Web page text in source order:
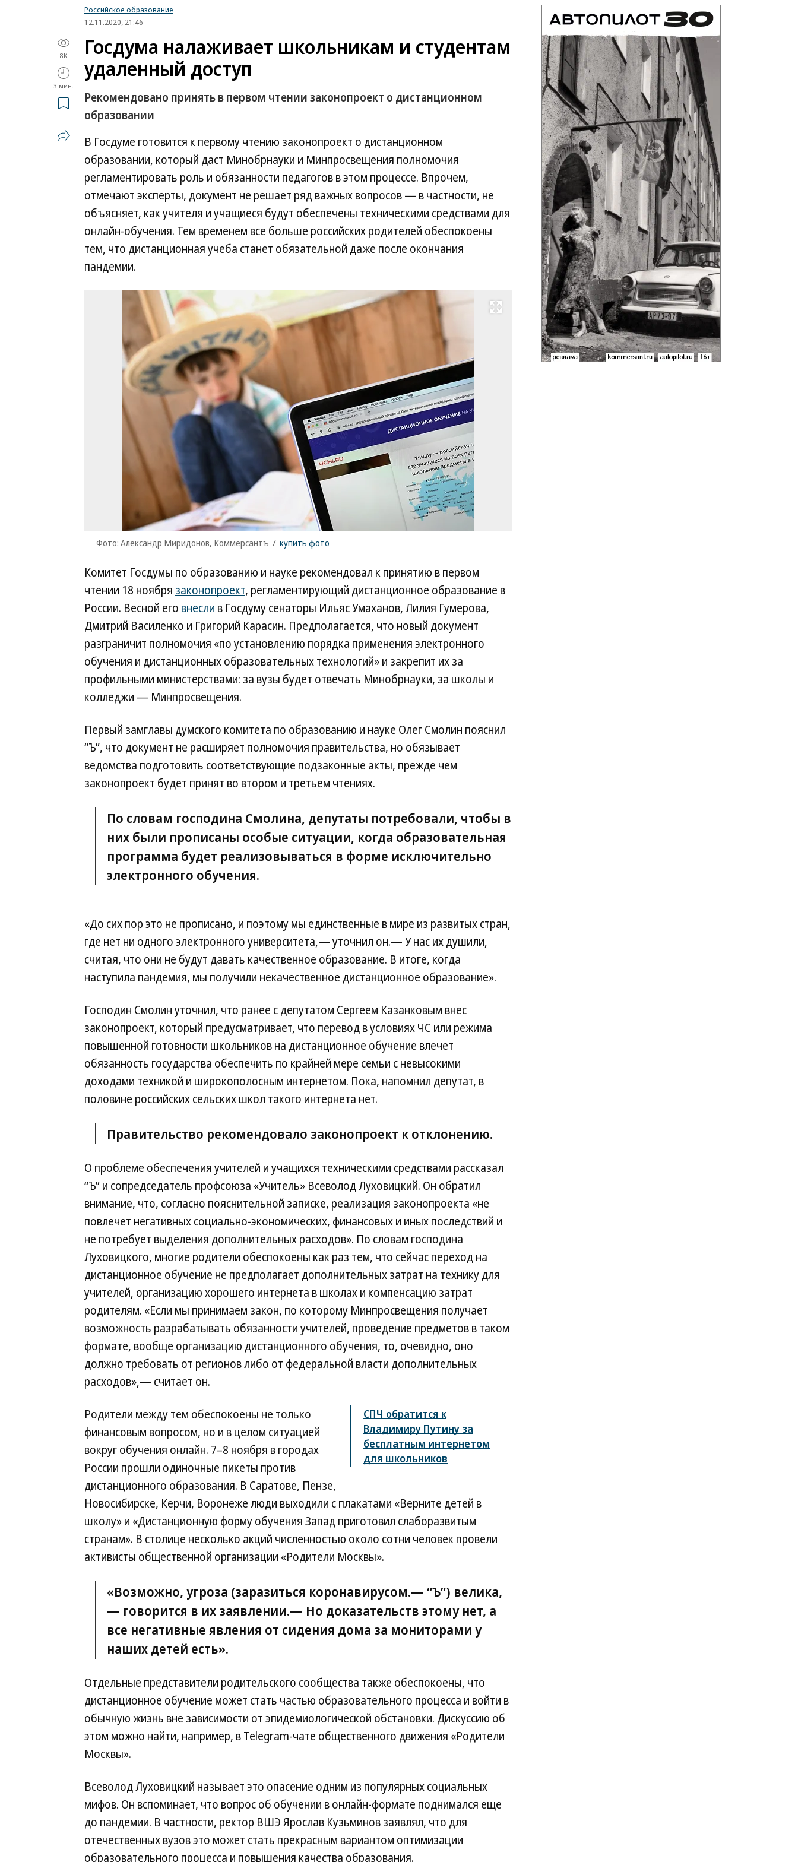
Российское образование
12.11.2020, 21:46
8K
3 мин.
Госдума налаживает школьникам и студентам
удаленный доступ
Рекомендовано принять в первом чтении законопроект о дистанционном
образовании
В Госдуме готовится к первому чтению законопроект о дистанционном
образовании, который даст Минобрнауки и Минпросвещения полномочия
регламентировать роль и обязанности педагогов в этом процессе. Впрочем,
отмечают эксперты, документ не решает ряд важных вопросов — в частности, не
объясняет, как учителя и учащиеся будут обеспечены техническими средствами для
онлайн-обучения. Тем временем все больше российских родителей обеспокоены
тем, что дистанционная учеба станет обязательной даже после окончания
пандемии.
Развернуть на весь экран
Фото: Александр Миридонов, Коммерсантъ / купить фото
Фото:
Александр
Миридонов,
Комитет Госдумы по образованию и науке рекомендовал к принятию в первом
чтении 18 ноября законопроект, регламентирующий дистанционное образование в
России. Весной его внесли в Госдуму сенаторы Ильяс Умаханов, Лилия Гумерова,
Дмитрий Василенко и Григорий Карасин. Предполагается, что новый документ
разграничит полномочия «по установлению порядка применения электронного
обучения и дистанционных образовательных технологий» и закрепит их за
профильными министерствами: за вузы будет отвечать Минобрнауки, за школы и
колледжи — Минпросвещения.
Первый замглавы думского комитета по образованию и науке Олег Смолин пояснил
“Ъ”, что документ не расширяет полномочия правительства, но обязывает
ведомства подготовить соответствующие подзаконные акты, прежде чем
законопроект будет принят во втором и третьем чтениях.
По словам господина Смолина, депутаты потребовали, чтобы в
них были прописаны особые ситуации, когда образовательная
программа будет реализовываться в форме исключительно
электронного обучения.
«До сих пор это не прописано, и поэтому мы единственные в мире из развитых стран,
где нет ни одного электронного университета,— уточнил он.— У нас их душили,
считая, что они не будут давать качественное образование. В итоге, когда
наступила пандемия, мы получили некачественное дистанционное образование».
Господин Смолин уточнил, что ранее с депутатом Сергеем Казанковым внес
законопроект, который предусматривает, что перевод в условиях ЧС или режима
повышенной готовности школьников на дистанционное обучение влечет
обязанность государства обеспечить по крайней мере семьи с невысокими
доходами техникой и широкополосным интернетом. Пока, напомнил депутат, в
половине российских сельских школ такого интернета нет.
Правительство рекомендовало законопроект к отклонению.
О проблеме обеспечения учителей и учащихся техническими средствами рассказал
“Ъ” и сопредседатель профсоюза «Учитель» Всеволод Луховицкий. Он обратил
внимание, что, согласно пояснительной записке, реализация законопроекта «не
повлечет негативных социально-экономических, финансовых и иных последствий и
не потребует выделения дополнительных расходов». По словам господина
Луховицкого, многие родители обеспокоены как раз тем, что сейчас переход на
дистанционное обучение не предполагает дополнительных затрат на технику для
учителей, организацию хорошего интернета в школах и компенсацию затрат
родителям. «Если мы принимаем закон, по которому Минпросвещения получает
возможность разрабатывать обязанности учителей, проведение предметов в таком
формате, вообще организацию дистанционного обучения, то, очевидно, оно
должно требовать от регионов либо от федеральной власти дополнительных
расходов»,— считает он.
СПЧ обратится к
Владимиру Путину за
бесплатным интернетом
для школьников
Родители между тем обеспокоены не только
финансовым вопросом, но и в целом ситуацией
вокруг обучения онлайн. 7–8 ноября в городах
России прошли одиночные пикеты против
дистанционного образования. В Саратове, Пензе,
Новосибирске, Керчи, Воронеже люди выходили с плакатами «Верните детей в
школу» и «Дистанционную форму обучения Запад приготовил слаборазвитым
странам». В столице несколько акций численностью около сотни человек провели
активисты общественной организации «Родители Москвы».
«Возможно, угроза (заразиться коронавирусом.— “Ъ”) велика,
— говорится в их заявлении.— Но доказательств этому нет, а
все негативные явления от сидения дома за мониторами у
наших детей есть».
Отдельные представители родительского сообщества также обеспокоены, что
дистанционное обучение может стать частью образовательного процесса и войти в
обычную жизнь вне зависимости от эпидемиологической обстановки. Дискуссию об
этом можно найти, например, в Telegram-чате общественного движения «Родители
Москвы».
Всеволод Луховицкий называет это опасение одним из популярных социальных
мифов. Он вспоминает, что вопрос об обучении в онлайн-формате поднимался еще
до пандемии. В частности, ректор ВШЭ Ярослав Кузьминов заявлял, что для
отечественных вузов это может стать прекрасным вариантом оптимизации
образовательного процесса и повышения качества образования.